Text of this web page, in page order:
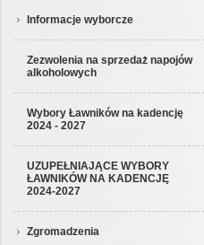
Informacje wyborcze
Zezwolenia na sprzedaż napojów
alkoholowych
Wybory Ławników na kadencję
2024 - 2027
UZUPEŁNIAJĄCE WYBORY
ŁAWNIKÓW NA KADENCJĘ
2024-2027
Zgromadzenia